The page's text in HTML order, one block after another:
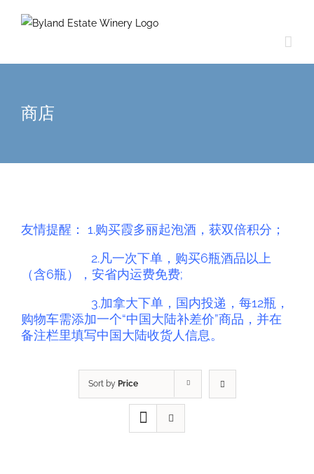
商店
友情提醒： 1.购买霞多丽起泡酒，获双倍积分；
2.凡一次下单，购买6瓶酒品以上
（含6瓶），安省内运费免费;
3.加拿大下单，国内投递，每12瓶，
购物车需添加一个“中国大陆补差价”商品，并在
备注栏里填写中国大陆收货人信息。
Sort by Price